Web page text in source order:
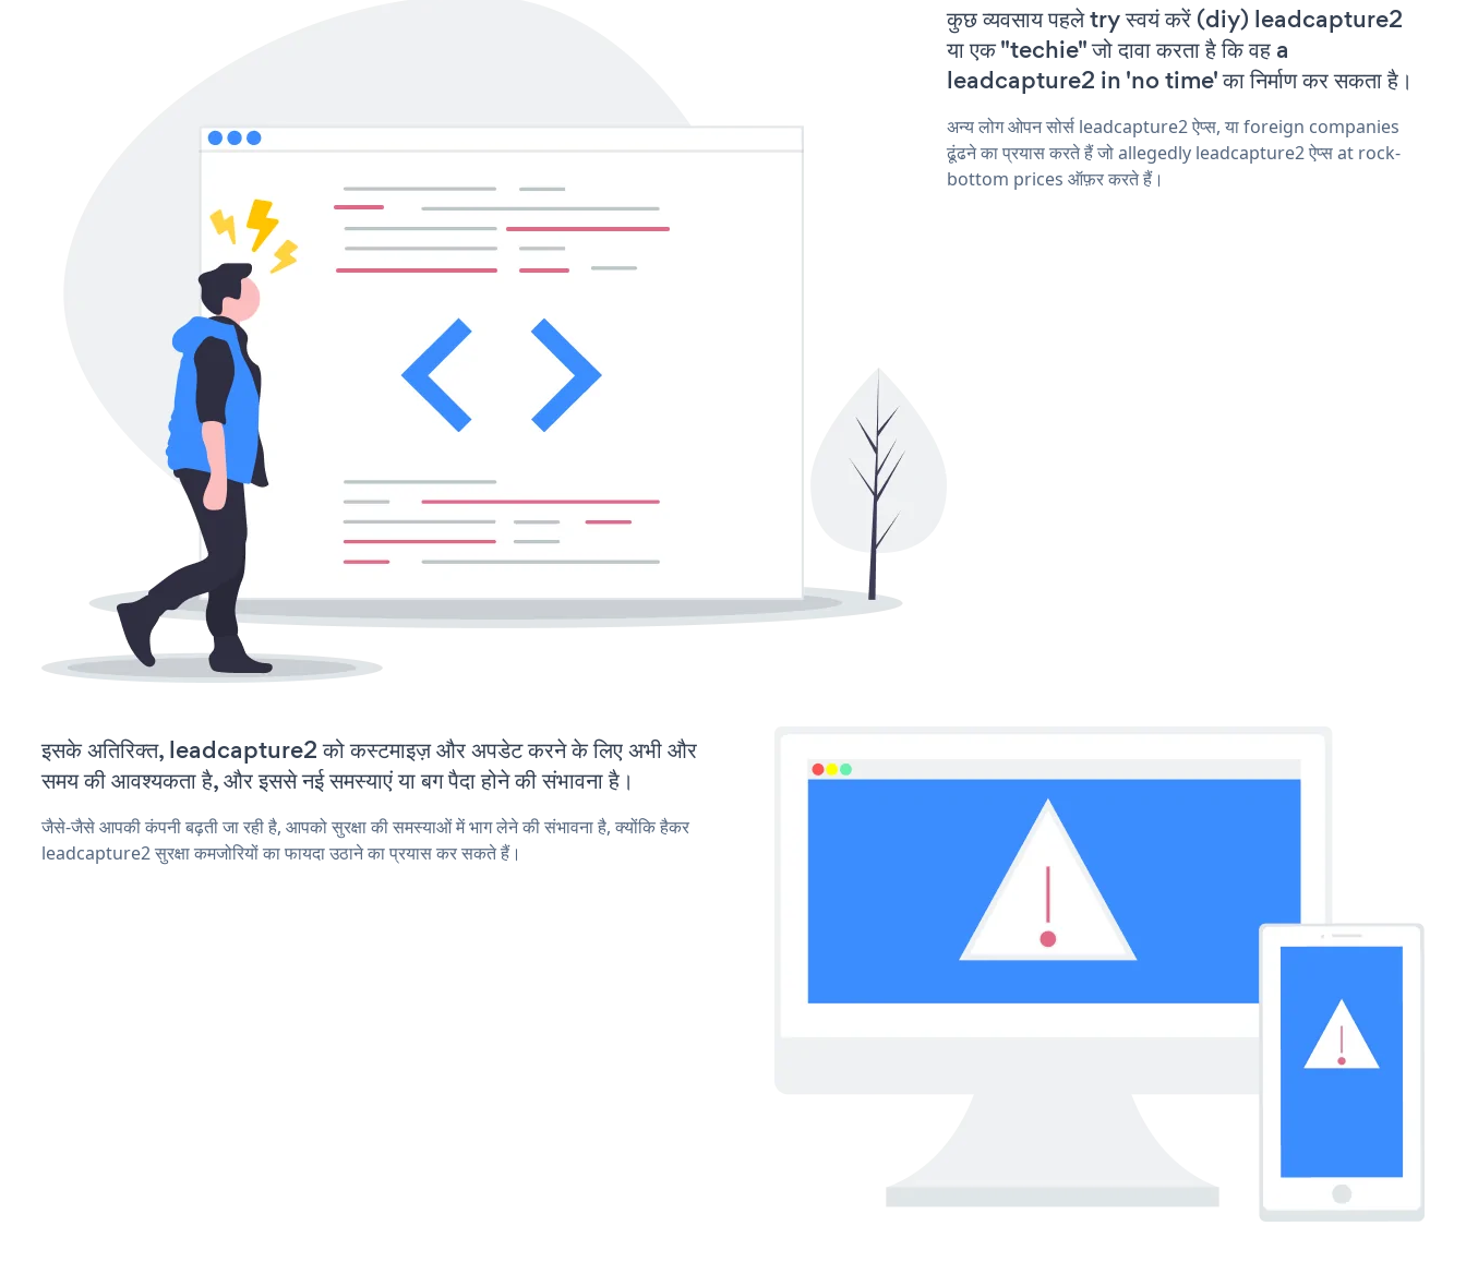
कुछ व्यवसाय पहले try स्वयं करें (diy) leadcapture2
या एक "techie" जो दावा करता है कि वह a
leadcapture2 in 'no time' का निर्माण कर सकता है।
अन्य लोग ओपन सोर्स leadcapture2 ऐप्स, या foreign companies
ढूंढने का प्रयास करते हैं जो allegedly leadcapture2 ऐप्स at rock-
bottom prices ऑफ़र करते हैं।
इसके अतिरिक्त, leadcapture2 को कस्टमाइज़ और अपडेट करने के लिए अभी और
समय की आवश्यकता है, और इससे नई समस्याएं या बग पैदा होने की संभावना है।
जैसे-जैसे आपकी कंपनी बढ़ती जा रही है, आपको सुरक्षा की समस्याओं में भाग लेने की संभावना है, क्योंकि हैकर
leadcapture2 सुरक्षा कमजोरियों का फायदा उठाने का प्रयास कर सकते हैं।